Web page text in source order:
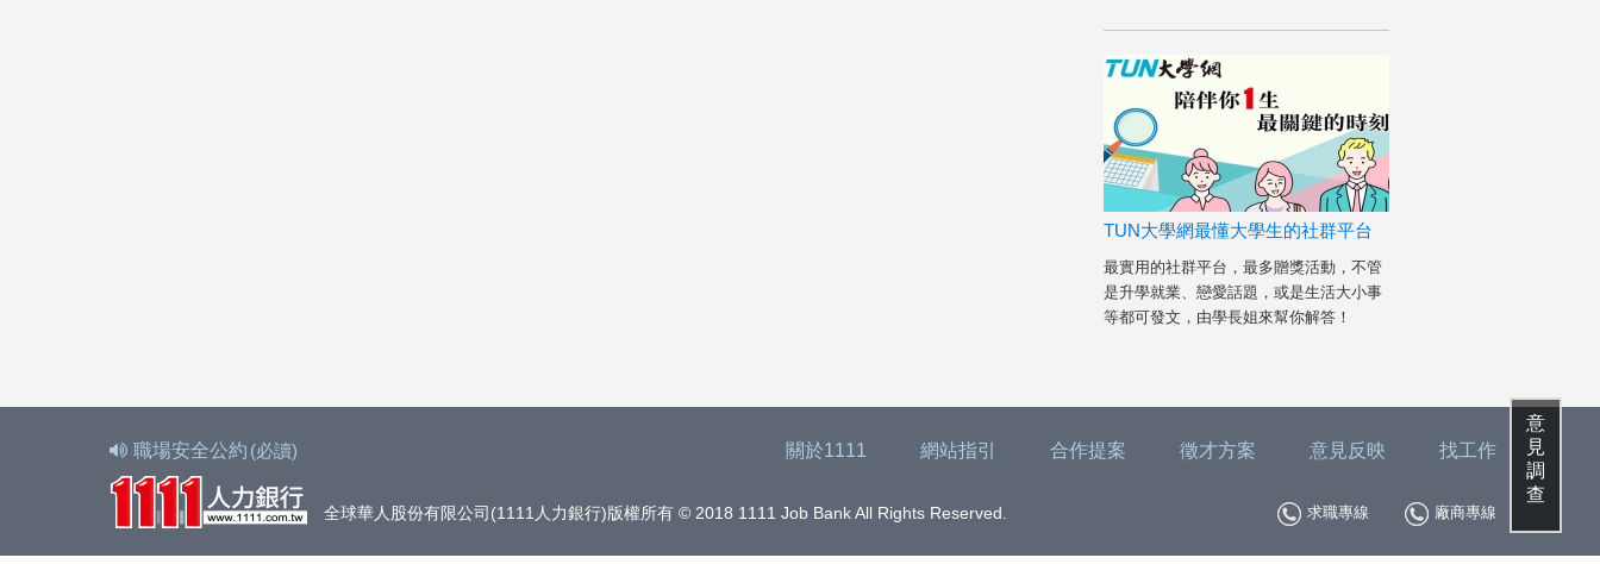
意
見
調
查
TUN大學網最懂大學生的社群平台
最實用的社群平台，最多贈獎活動，不管
是升學就業、戀愛話題，或是生活大小事
等都可發文，由學長姐來幫你解答！
職場安全公約 (必讀) 關於1111 網站指引 合作提案 徵才方案 意見反映 找工作
全球華人股份有限公司(1111人力銀行)版權所有 © 2018 1111 Job Bank All Rights Reserved. 廠商專線
求職專線